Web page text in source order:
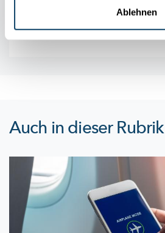
Ablehnen
Auch in dieser Rubrik